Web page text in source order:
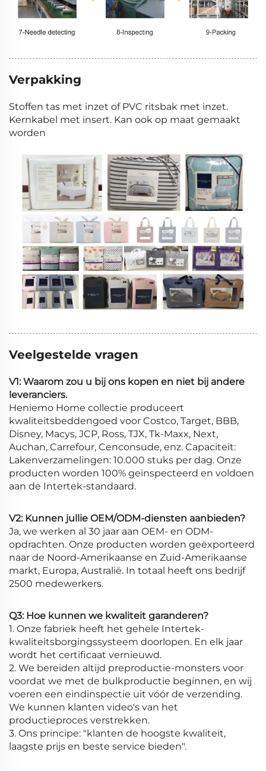
Verpakking
Stoffen tas met inzet of PVC ritsbak met inzet.
Kernkabel met insert. Kan ook op maat gemaakt
worden
Veelgestelde vragen
V1: Waarom zou u bij ons kopen en niet bij andere
leveranciers.
Heniemo Home collectie produceert
kwaliteitsbeddengoed voor Costco, Target, BBB,
Disney, Macys, JCP, Ross, TJX, Tk-Maxx, Next,
Auchan, Carrefour, Cenconsude, enz. Capaciteit:
Lakenverzamelingen: 10.000 stuks per dag. Onze
producten worden 100% geïnspecteerd en voldoen
aan de Intertek-standaard.
V2: Kunnen jullie OEM/ODM-diensten aanbieden?
Ja, we werken al 30 jaar aan OEM- en ODM-
opdrachten. Onze producten worden geëxporteerd
naar de Noord-Amerikaanse en Zuid-Amerikaanse
markt, Europa, Australië. In totaal heeft ons bedrijf
2500 medewerkers.
Q3: Hoe kunnen we kwaliteit garanderen?
1. Onze fabriek heeft het gehele Intertek-
kwaliteitsborgingssysteem doorlopen. En elk jaar
wordt het certificaat vernieuwd.
2. We bereiden altijd preproductie-monsters voor
voordat we met de bulkproductie beginnen, en wij
voeren een eindinspectie uit vóór de verzending.
We kunnen klanten video's van het
productieproces verstrekken.
3. Ons principe: "klanten de hoogste kwaliteit,
laagste prijs en beste service bieden".